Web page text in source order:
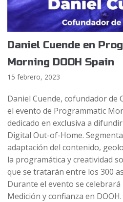
Daniel Cuende en
Morning DOOH Spain
15 febrero, 2023
Daniel Cuende, cofundador de
el evento de Programmatic
dedicado en exclusiva a
Digital Out-of-Home.
adaptación del contenido,
la programática y creatividad
que se tratarán entre los 300
Durante el evento se celebrará
Medición y confianza en